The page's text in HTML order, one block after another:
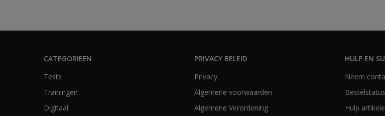
CATEGORIEËN
Tests
Trainingen
Digitaal
PRIVACY BELEID
Privacy
Algemene voorwaarden
Algemene Verordening
HULP EN
Neem
Bestelstatus
Hulp